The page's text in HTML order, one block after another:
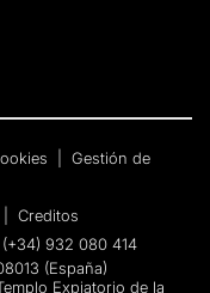
Gestión de
Creditos
(+34) 932 080 414
(España)
Expiatorio de la